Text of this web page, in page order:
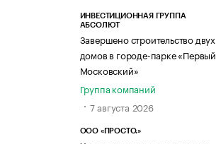
ИНВЕСТИЦИОННАЯ ГРУППА
АБСОЛЮТ
Завершено строительство двух
домов в городе-парке «Первый
Московский»
Группа компаний
7 августа 2026
ООО «ПРОСТО.»